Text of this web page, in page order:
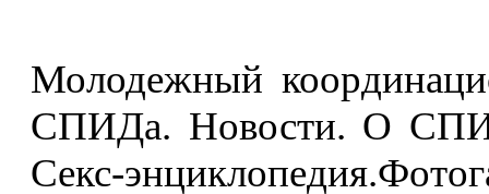
Молодежный
СПИДа. Новости. О
Секс-